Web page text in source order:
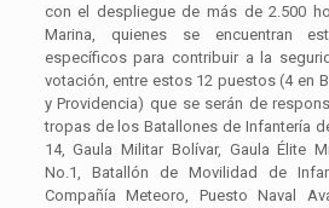
con el despliegue de más de 2.500
Marina, quienes se encuentran
específicos para contribuir a la
votación, entre estos 12 puestos (4 en
y Providencia) que se serán de
tropas de los Batallones de Infantería
14, Gaula Militar Bolívar, Gaula Élite
No.1, Batallón de Movilidad de
Compañía Meteoro, Puesto Naval